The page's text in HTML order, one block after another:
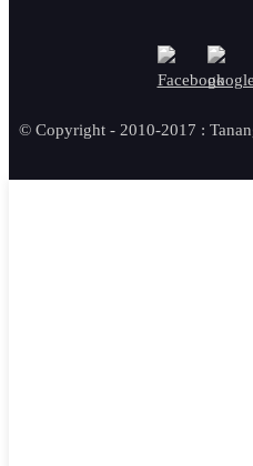
© Copyright - 2010-2017 :